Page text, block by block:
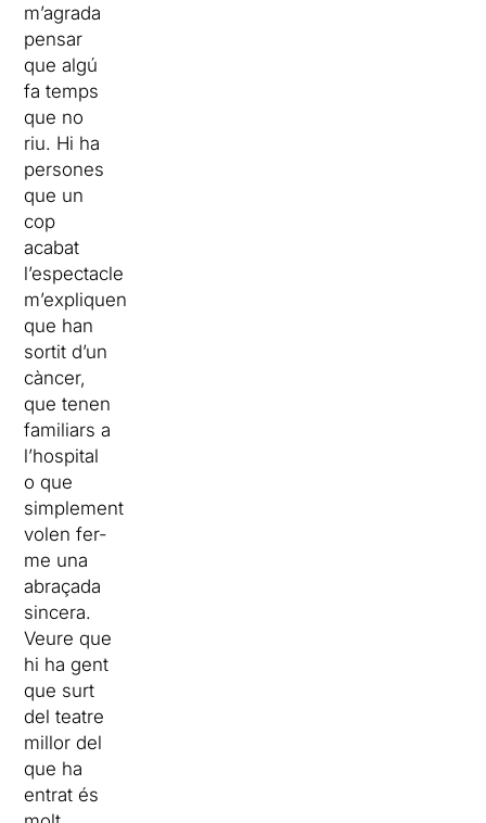
m’agrada
pensar
que algú
fa temps
que no
riu. Hi ha
persones
que un
cop
acabat
l’espectacle
m’expliquen
que han
sortit d’un
càncer,
que tenen
familiars a
l’hospital
o que
simplement
volen fer-
me una
abraçada
sincera.
Veure que
hi ha gent
que surt
del teatre
millor del
que ha
entrat és